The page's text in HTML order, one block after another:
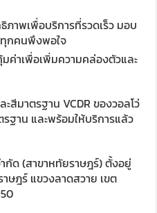
ภาพเพื่อบริการที่รวดเร็ว มอบ
กคนพึงพอใจ
ค่าเพื่อเพิ่มความคล่องตัวและ
มาตรฐาน VCDR ของวอลโว่
ฐาน และพร้อมให้บริการแล้ว
กัด (สาขาหทัยราษฎร์) ตั้งอยู่
ษฎร์ แขวงลาดสวาย เขต